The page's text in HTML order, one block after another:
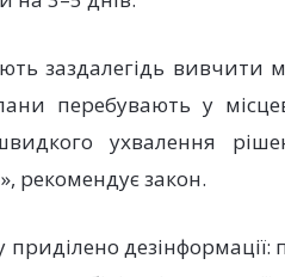
заздалегідь вивчити
перебувають у
ухвалення
рекомендує закон.
приділено